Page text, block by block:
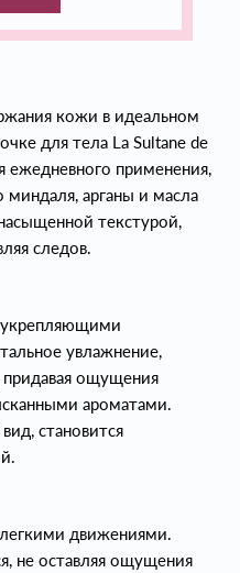
кожи в идеальном
для тела La Sultane de
ежедневного применения,
миндаля, арганы и масла
текстурой,
следов.
увлажнение,
придавая ощущения
ароматами.
становится
движениями.
не оставляя ощущения